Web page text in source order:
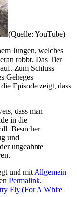
(Quelle: YouTube)
Jungen, welches
robbt. Das Tier
Zum Schluss
Geheges
Episode zeigt, dass
dass man
in die
Besucher
und
ungeahnte
und mit Allgemein
Permalink.
Fly (For A White